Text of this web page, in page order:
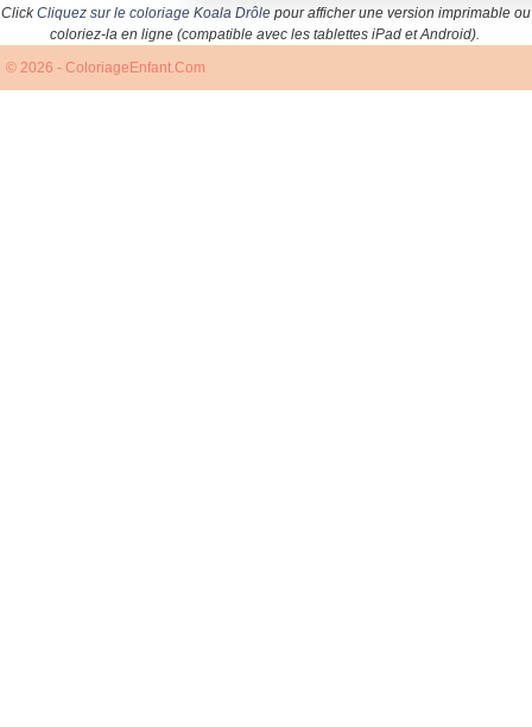
ClickCliquez sur le coloriage Koala Drôle pour afficher une version imprimable ou
coloriez-la en ligne (compatible avec les tablettes iPad et Android).
© 2026 - ColoriageEnfant.Com